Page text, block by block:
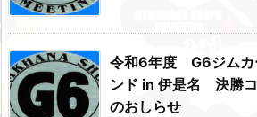
令和6年度 G6ジムカ
ンド in 伊是名 決勝
のおしらせ